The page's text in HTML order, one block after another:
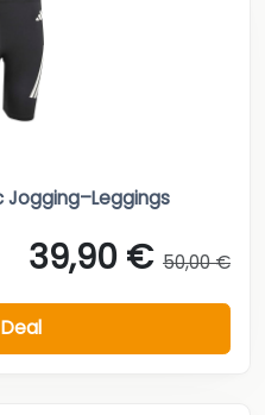
Jogging–Leggings
39,90 € 50,00 €